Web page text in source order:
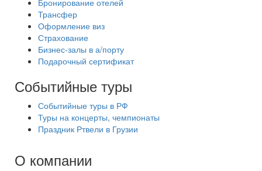
Бронирование отелей
Трансфер
Оформление виз
Страхование
Бизнес-залы в а/порту
Подарочный сертификат
Событийные туры
Событийные туры в РФ
Туры на концерты, чемпионаты
Праздник Ртвели в Грузии
О компании